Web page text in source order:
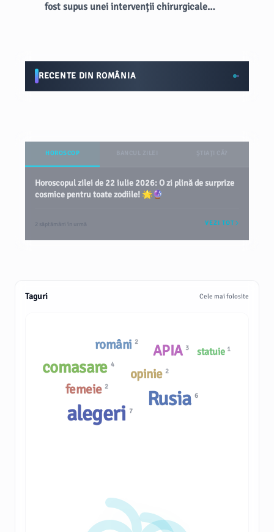
fost supus unei intervenții chirurgicale
RECENTE DIN ROMÂNIA
HOROSCOP
Horoscopul zilei de 22 iulie 2026: O zi plină de surprize
cosmice pentru toate zodiile! 🌟🔮
2 săptămâni în urmă VEZI TOT
Taguri Cele mai folosite
opinie 2
alegeri7
comasare 4
femeie 2
statuie 1
Rusia6
APIA 3
români 2